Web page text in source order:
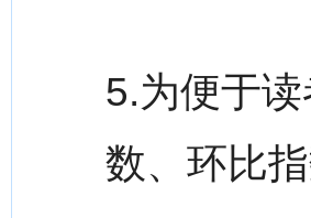
5.为便于
数、环比